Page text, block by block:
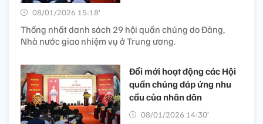
08/01/2026 15:18’
Thống nhất danh sách 29 hội quần chúng do Đảng,
Nhà nước giao nhiệm vụ ở Trung ương.
Đổi mới hoạt động các Hội
quần chúng đáp ứng nhu
cầu của nhân dân
08/01/2026 14:30’